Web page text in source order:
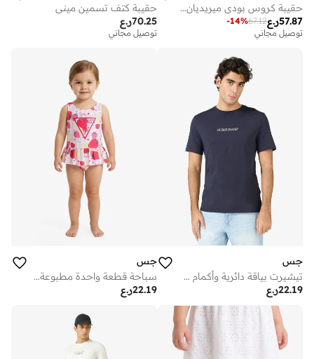
حقيبة كروس بودي ميريديان الثانية
ر.ع57.87
67.12
-14%
توصيل مجاني
حقيبة كتف تسمين ميني
ر.ع70.25
توصيل مجاني
جس
تيشيرت بياقة دائرية وأكمام قصيرة مطرز بشعار
ر.ع22.19
جس
سباحة قطعة واحدة مطبوعة للرضع
ر.ع22.19